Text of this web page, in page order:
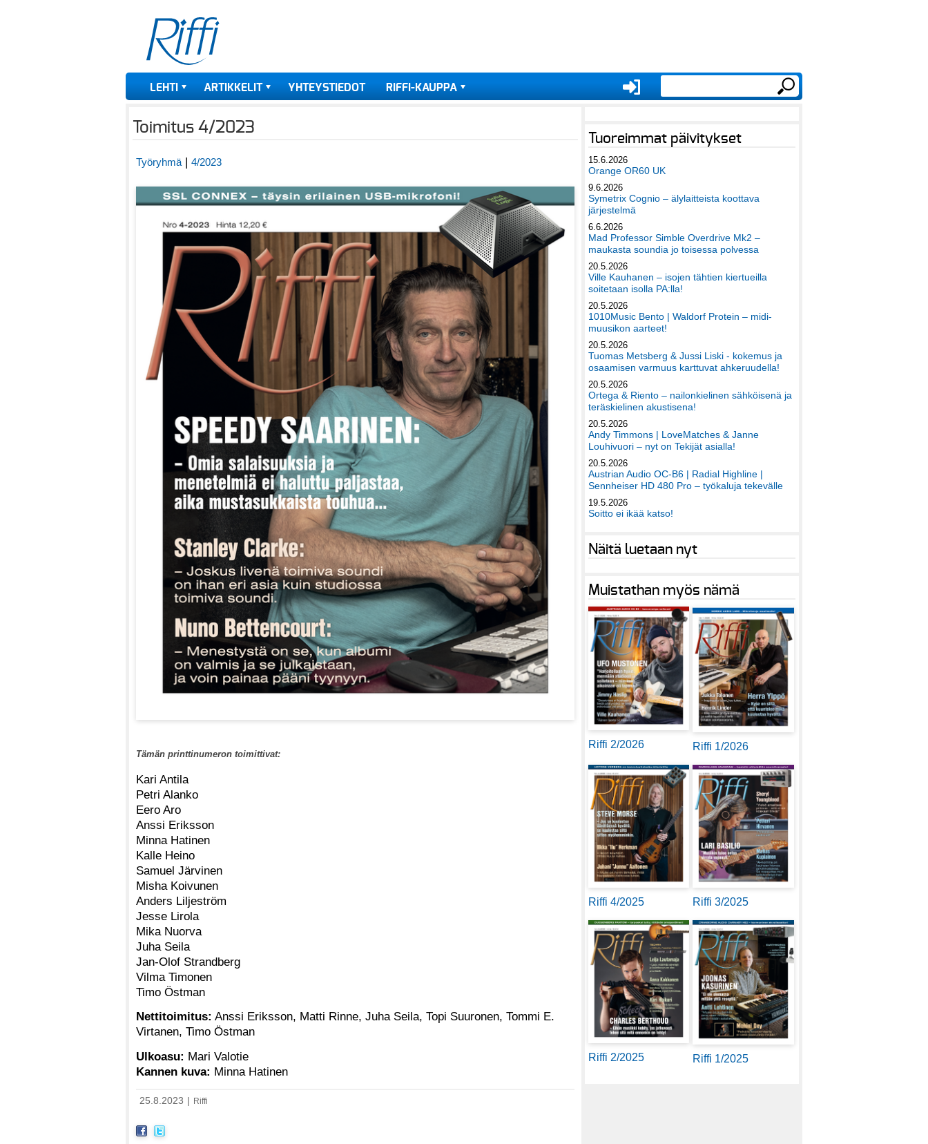
LEHTI ARTIKKELIT YHTEYSTIEDOT RIFFI-KAUPPA
Toimitus 4/2023
Työryhmä| 4/2023
Tämän printtinumeron toimittivat:
Kari Antila
Petri Alanko
Eero Aro
Anssi Eriksson
Minna Hatinen
Kalle Heino
Samuel Järvinen
Misha Koivunen
Anders Liljeström
Jesse Lirola
Mika Nuorva
Juha Seila
Jan-Olof Strandberg
Vilma Timonen
Timo Östman
Nettitoimitus: Anssi Eriksson, Matti Rinne, Juha Seila, Topi Suuronen, Tommi E.
Virtanen, Timo Östman
Ulkoasu: Mari Valotie
Kannen kuva: Minna Hatinen
25.8.2023 | Riffi
Tuoreimmat päivitykset
15.6.2026
Orange OR60 UK
9.6.2026
Symetrix Cognio – älylaitteista koottava
järjestelmä
6.6.2026
Mad Professor Simble Overdrive Mk2 –
maukasta soundia jo toisessa polvessa
20.5.2026
Ville Kauhanen – isojen tähtien kiertueilla
soitetaan isolla PA:lla!
20.5.2026
1010Music Bento | Waldorf Protein – midi-
muusikon aarteet!
20.5.2026
Tuomas Metsberg & Jussi Liski - kokemus ja
osaamisen varmuus karttuvat ahkeruudella!
20.5.2026
Ortega & Riento – nailonkielinen sähköisenä ja
teräskielinen akustisena!
20.5.2026
Andy Timmons | LoveMatches & Janne
Louhivuori – nyt on Tekijät asialla!
20.5.2026
Austrian Audio OC-B6 | Radial Highline |
Sennheiser HD 480 Pro – työkaluja tekevälle
19.5.2026
Soitto ei ikää katso!
Näitä luetaan nyt
Muistathan myös nämä
Riffi 2/2026 Riffi 1/2026
Riffi 4/2025 Riffi 3/2025
Riffi 2/2025 Riffi 1/2025